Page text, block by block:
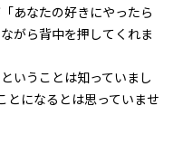
あなたの好きにやったら
がら背中を押してくれま
いうことは知っていまし
とになるとは思っていませ